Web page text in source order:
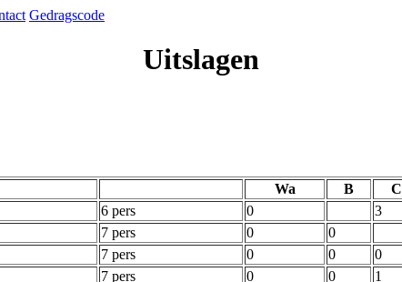
Gedragscode
Uitslagen
Wa B C
6 pers 0 3
7 pers 0 0
7 pers 0 0 0
7 pers 0 0 1